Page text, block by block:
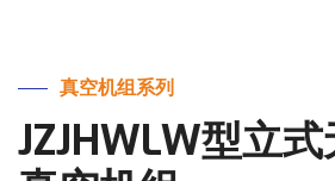
真空机组系列
JZJHWLW型立